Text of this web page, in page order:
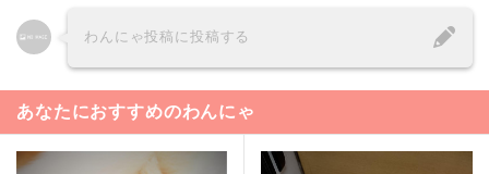
わんにゃ投稿に投稿する
あなたにおすすめのわんにゃ